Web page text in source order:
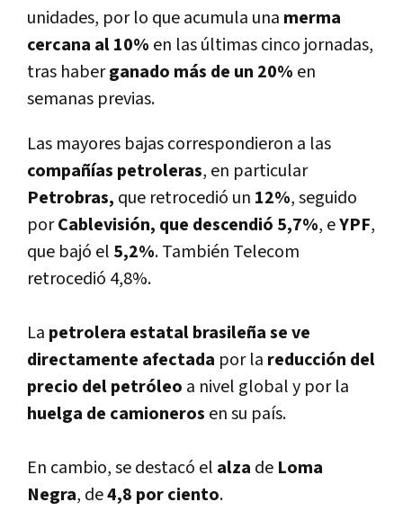
unidades, por lo que acumula una merma
cercana al 10% en las últimas cinco jornadas,
tras haberganado más de un 20% en
semanas previas.
Las mayores bajas correspondieron a las
compañí­as petroleras, en particular
Petrobras, que retrocedió un 12%, seguido
porCablevisión, que descendió 5,7%, eYPF,
que bajó el 5,2%. También Telecom
retrocedió 4,8%.
La petrolera estatal brasileña se ve
directamente afectada por la reducción del
precio del petróleo a nivel global y por la
huelga de camioneros en su paí­s.
En cambio, se destacó el alza de Loma
Negra, de4,8 por ciento.